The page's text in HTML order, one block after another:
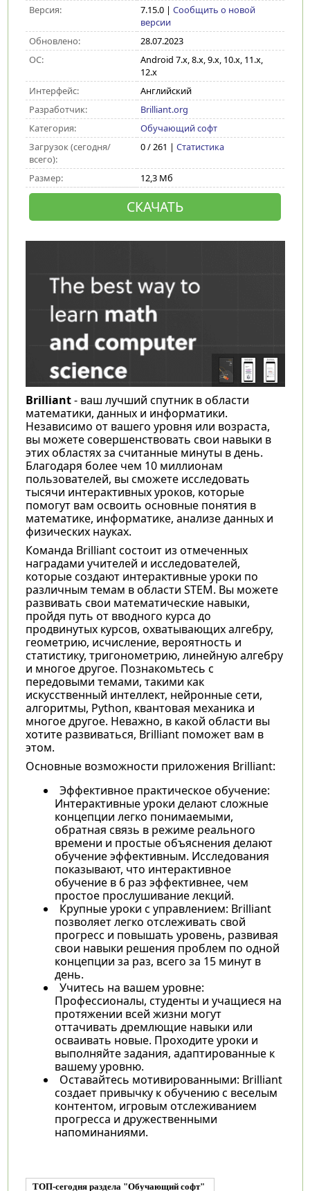
Версия:
7.15.0| Сообщить о новой
версии
Обновлено:
28.07.2023
ОС:
Android 7.x, 8.x, 9.x, 10.x, 11.x,
12.x
Интерфейс:
Английский
Разработчик:
Brilliant.org
Категория:
Обучающий софт
Загрузок (сегодня/
всего):
0 / 261 | Статистика
Размер: 12,3 Мб
СКАЧАТЬ
Brilliant- ваш лучший спутник в области
математики, данных и информатики.
Независимо от вашего уровня или возраста,
вы можете совершенствовать свои навыки в
этих областях за считанные минуты в день.
Благодаря более чем 10 миллионам
пользователей, вы сможете исследовать
тысячи интерактивных уроков, которые
помогут вам освоить основные понятия в
математике, информатике, анализе данных и
физических науках.
Команда Brilliant состоит из отмеченных
наградами учителей и исследователей,
которые создают интерактивные уроки по
различным темам в области STEM. Вы можете
развивать свои математические навыки,
пройдя путь от вводного курса до
продвинутых курсов, охватывающих алгебру,
геометрию, исчисление, вероятность и
статистику, тригонометрию, линейную алгебру
и многое другое. Познакомьтесь с
передовыми темами, такими как
искусственный интеллект, нейронные сети,
алгоритмы, Python, квантовая механика и
многое другое. Неважно, в какой области вы
хотите развиваться, Brilliant поможет вам в
этом.
Основные возможности приложения Brilliant:
Эффективное практическое обучение:
Интерактивные уроки делают сложные
концепции легко понимаемыми,
обратная связь в режиме реального
времени и простые объяснения делают
обучение эффективным. Исследования
показывают, что интерактивное
обучение в 6 раз эффективнее, чем
простое прослушивание лекций.
Крупные уроки с управлением: Brilliant
позволяет легко отслеживать свой
прогресс и повышать уровень, развивая
свои навыки решения проблем по одной
концепции за раз, всего за 15 минут в
день.
Учитесь на вашем уровне:
Профессионалы, студенты и учащиеся на
протяжении всей жизни могут
оттачивать дремлющие навыки или
осваивать новые. Проходите уроки и
выполняйте задания, адаптированные к
вашему уровню.
Оставайтесь мотивированными: Brilliant
создает привычку к обучению с веселым
контентом, игровым отслеживанием
прогресса и дружественными
напоминаниями.
ТОП-сегодня раздела "Обучающий софт"